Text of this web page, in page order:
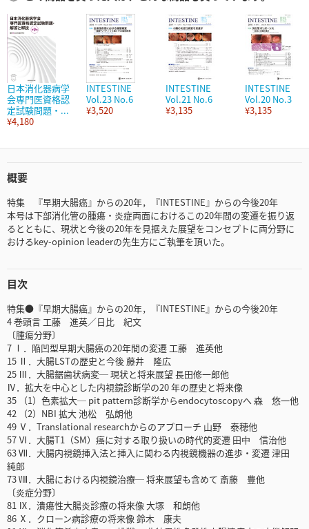
日本消化器病学
会専門医資格認
定試験問題・...
¥4,180
INTESTINE
Vol.23 No.6
¥3,520
INTESTINE
Vol.21 No.6
¥3,135
INTESTINE
Vol.20 No.3
¥3,135
概要
特集 『早期大腸癌』からの20年，『INTESTINE』からの今後20年
本号は下部消化管の腫瘍・炎症両面におけるこの20年間の変遷を振り返
るとともに、現状と今後の20年を見据えた展望をコンセプトに両分野に
おけるkey-opinion leaderの先生方にご執筆を頂いた。
目次
特集●『早期大腸癌』からの20年，『INTESTINE』からの今後20年
4 巻頭言 工藤 進英／日比 紀文
〔腫瘍分野〕
7 Ⅰ．陥凹型早期大腸癌の20年間の変遷 工藤 進英他
15 Ⅱ．大腸LSTの歴史と今後 藤井 隆広
25 Ⅲ．大腸鋸歯状病変─ 現状と将来展望 長田修一郞他
Ⅳ．拡大を中心とした内視鏡診断学の20 年の歴史と将来像
35 （1）色素拡大─ pit pattern診断学からendocytoscopyへ 森 悠一他
42 （2）NBI 拡大 池松 弘朗他
49 Ⅴ．Translational researchからのアプローチ 山野 泰穂他
57 Ⅵ．大腸T1（SM）癌に対する取り扱いの時代的変遷 田中 信治他
63 Ⅶ．大腸内視鏡挿入法と挿入に関わる内視鏡機器の進歩・変遷 津田
純郎
73 Ⅷ．大腸における内視鏡治療─ 将来展望も含めて 斎藤 豊他
〔炎症分野〕
81 Ⅸ．潰瘍性大腸炎診療の将来像 大塚 和朗他
86 Ⅹ．クローン病診療の将来像 鈴木 康夫